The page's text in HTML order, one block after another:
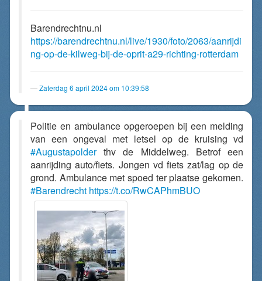
Barendrechtnu.nl
https://barendrechtnu.nl/live/1930/foto/2063/aanrijdi
ng-op-de-kilweg-bij-de-oprit-a29-richting-rotterdam
Zaterdag 6 april 2024 om 10:39:58
Politie en ambulance opgeroepen bij een melding
van een ongeval met letsel op de kruising vd
#Augustapolderthv de Middelweg. Betrof een
aanrijding auto/fiets. Jongen vd fiets zat/lag op de
grond. Ambulance met spoed ter plaatse gekomen.
#Barendrecht https://t.co/RwCAPhmBUO